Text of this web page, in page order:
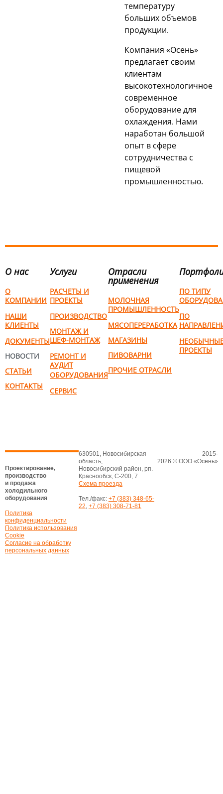
температуру
больших объемов
продукции.
Компания «Осень»
предлагает своим
клиентам
высокотехнологичное
современное
оборудование для
охлаждения. Нами
наработан большой
опыт в сфере
сотрудничества с
пищевой
промышленностью.
О нас
О
КОМПАНИИ
НАШИ
КЛИЕНТЫ
ДОКУМЕНТЫ
НОВОСТИ
СТАТЬИ
КОНТАКТЫ
Услуги
РАСЧЕТЫ И
ПРОЕКТЫ
ПРОИЗВОДСТВО
МОНТАЖ И
ШЕФ-МОНТАЖ
РЕМОНТ И
АУДИТ
ОБОРУДОВАНИЯ
СЕРВИС
Отрасли
применения
МОЛОЧНАЯ
ПРОМЫШЛЕННОСТЬ
МЯСОПЕРЕРАБОТКА
МАГАЗИНЫ
ПИВОВАРНИ
ПРОЧИЕ ОТРАСЛИ
ПО ТИПУ
ПО
ПРОЕКТЫ
Проектирование,
производство
и продажа
холодильного
оборудования
Политика
конфиденциальности
Политика использования
Cookie
Согласие на обработку
персональных данных
630501, Новосибирская
область,
Новосибирский район, рп.
Краснообск, С-200, 7
Схема проезда
Тел./факс: +7 (383) 348-65-
22, +7 (383) 308-71-81
2015-
2026 © ООО «Осень»